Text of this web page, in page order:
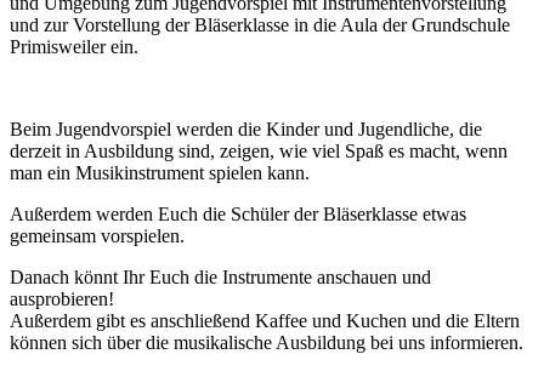
und zur Vorstellung der Bläserklasse in die Aula der Grundschule
Primisweiler ein.
Beim Jugendvorspiel werden die Kinder und Jugendliche, die
derzeit in Ausbildung sind, zeigen, wie viel Spaß es macht, wenn
man ein Musikinstrument spielen kann.
Außerdem werden Euch die Schüler der Bläserklasse etwas
gemeinsam vorspielen.
Danach könnt Ihr Euch die Instrumente anschauen und
ausprobieren!
Außerdem gibt es anschließend Kaffee und Kuchen und die Eltern
können sich über die musikalische Ausbildung bei uns informieren.